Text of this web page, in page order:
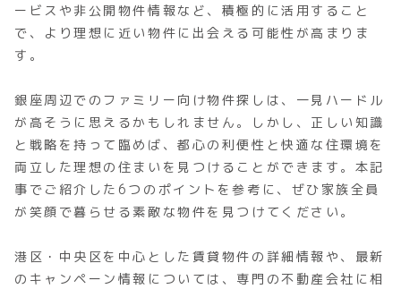
ービスや非公開物件情報など、積極的に活用すること
で、より理想に近い物件に出会える可能性が高まりま
す。
銀座周辺でのファミリー向け物件探しは、一見ハードル
が高そうに思えるかもしれません。しかし、正しい知識
と戦略を持って臨めば、都心の利便性と快適な住環境を
両立した理想の住まいを見つけることができます。本記
事でご紹介した6つのポイントを参考に、ぜひ家族全員
が笑顔で暮らせる素敵な物件を見つけてください。
港区・中央区を中心とした賃貸物件の詳細情報や、最新
のキャンペーン情報については、専門の不動産会社に相